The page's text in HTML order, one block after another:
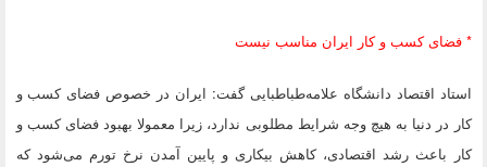
* فضای کسب و کار ایران مناسب نیست
استاد اقتصاد دانشگاه علامه‌طباطبایی گفت: ایران در خصوص فضای کسب و
کار در دنیا به هیچ وجه شرایط مطلوبی ندارد، زیرا معمولا بهبود فضای کسب و
کار باعث رشد اقتصادی، کاهش بیکاری و پایین آمدن نرخ تورم می‌شود که